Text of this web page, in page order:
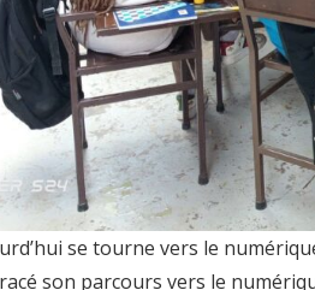
se tourne vers le
son parcours vers le